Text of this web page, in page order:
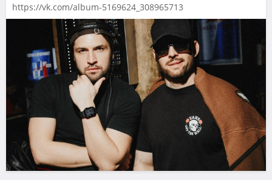
https://vk.com/album-5169624_308965713